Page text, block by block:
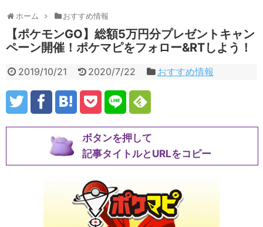
ホーム おすすめ情報
【ポケモンGO】総額5万円分プレゼントキャン
ペーン開催！ポケマピをフォロー&RTしよう！
2019/10/21 2020/7/22 おすすめ情報
ボタンを押して
記事タイトルとURLをコピー